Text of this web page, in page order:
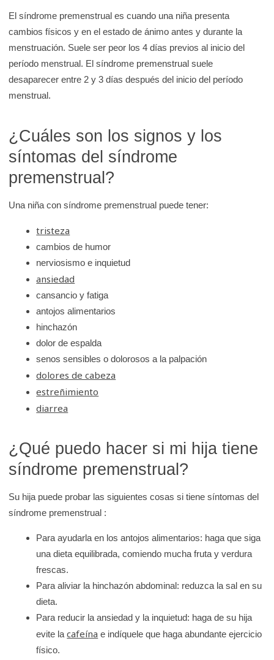
e
c
a
d
d
s
e
a
El síndrome premenstrual es cuando una niña presenta
cambios físicos y en el estado de ánimo antes y durante la
menstruación. Suele ser peor los 4 días previos al inicio del
período menstrual. El síndrome premenstrual suele
desaparecer entre 2 y 3 días después del inicio del período
menstrual.
¿Cuáles son los signos y los
síntomas del síndrome
premenstrual?
Una niña con síndrome premenstrual puede tener:
tristeza
cambios de humor
nerviosismo e inquietud
ansiedad
cansancio y fatiga
antojos alimentarios
hinchazón
dolor de espalda
senos sensibles o dolorosos a la palpación
dolores de cabeza
estreñimiento
diarrea
¿Qué puedo hacer si mi hija tiene
síndrome premenstrual?
Su hija puede probar las siguientes cosas si tiene síntomas del
síndrome premenstrual :
Para ayudarla en los antojos alimentarios: haga que siga
una dieta equilibrada, comiendo mucha fruta y verdura
frescas.
Para aliviar la hinchazón abdominal: reduzca la sal en su
dieta.
Para reducir la ansiedad y la inquietud: haga de su hija
evite lacafeína e indíquele que haga abundante ejercicio
físico.